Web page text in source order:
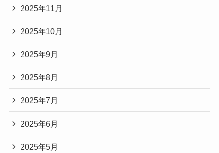
2025年11月
2025年10月
2025年9月
2025年8月
2025年7月
2025年6月
2025年5月